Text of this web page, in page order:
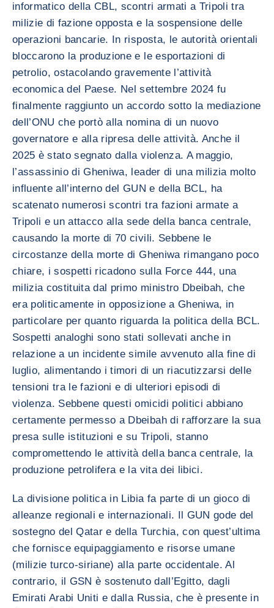
informatico della CBL, scontri armati a Tripoli tra
milizie di fazione opposta e la sospensione delle
operazioni bancarie. In risposta, le autorità orientali
bloccarono la produzione e le esportazioni di
petrolio, ostacolando gravemente l’attività
economica del Paese. Nel settembre 2024 fu
finalmente raggiunto un accordo sotto la mediazione
dell’ONU che portò alla nomina di un nuovo
governatore e alla ripresa delle attività. Anche il
2025 è stato segnato dalla violenza. A maggio,
l’assassinio di Gheniwa, leader di una milizia molto
influente all’interno del GUN e della BCL, ha
scatenato numerosi scontri tra fazioni armate a
Tripoli e un attacco alla sede della banca centrale,
causando la morte di 70 civili. Sebbene le
circostanze della morte di Gheniwa rimangano poco
chiare, i sospetti ricadono sulla Force 444, una
milizia costituita dal primo ministro Dbeibah, che
era politicamente in opposizione a Gheniwa, in
particolare per quanto riguarda la politica della BCL.
Sospetti analoghi sono stati sollevati anche in
relazione a un incidente simile avvenuto alla fine di
luglio, alimentando i timori di un riacutizzarsi delle
tensioni tra le fazioni e di ulteriori episodi di
violenza. Sebbene questi omicidi politici abbiano
certamente permesso a Dbeibah di rafforzare la sua
presa sulle istituzioni e su Tripoli, stanno
compromettendo le attività della banca centrale, la
produzione petrolifera e la vita dei libici.
La divisione politica in Libia fa parte di un gioco di
alleanze regionali e internazionali. Il GUN gode del
sostegno del Qatar e della Turchia, con quest’ultima
che fornisce equipaggiamento e risorse umane
(milizie turco-siriane) alla parte occidentale. Al
contrario, il GSN è sostenuto dall’Egitto, dagli
Emirati Arabi Uniti e dalla Russia, che è presente in